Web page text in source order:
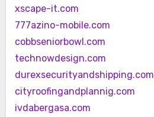
xscape-it.com
777azino-mobile.com
cobbseniorbowl.com
technowdesign.com
durexsecurityandshipping.com
cityroofingandplannig.com
ivdabergasa.com